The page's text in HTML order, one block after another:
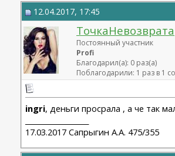
12.04.2017, 17:45
ТочкаНевозврата
Постоянный участник
Profi
Благодарил(а): 0 раз(а)
Поблагодарили: 1 раз в 1
ingri, деньги просрала , а че так
17.03.2017 Сапрыгин А.А. 475/355